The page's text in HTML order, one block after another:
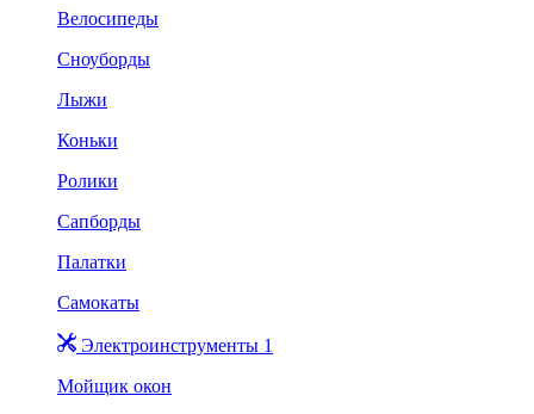
Велосипеды
Сноуборды
Лыжи
Коньки
Ролики
Сапборды
Палатки
Самокаты
Электроинструменты 1
Мойщик окон